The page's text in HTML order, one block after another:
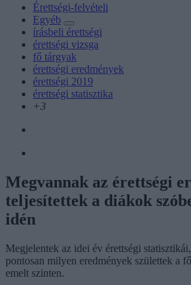
Érettségi-felvételi
Egyéb
írásbeli érettségi
érettségi vizsga
fő tárgyak
érettségi eredmények
érettségi 2019
érettségi statisztika
+3
Megvannak az érettségi
teljesítettek a diákok
idén
Megjelentek az idei év érettségi
pontosan milyen eredmények születtek a
emelt szinten.